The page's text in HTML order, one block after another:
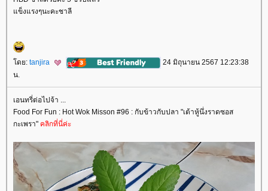
ข็งแรงๆนะคะชาลี
ดย: tanjira
24 มิถุนายน 2567 12:23:38
น.
เอนทรี่ต่อไปจ้า ...
Food For Fun : Hot Wok Misson #96 : กับข้าวกับปลา "เต้าหู้นึ่งราดซอส
กะเพรา" คลิกที่นี่ค่ะ